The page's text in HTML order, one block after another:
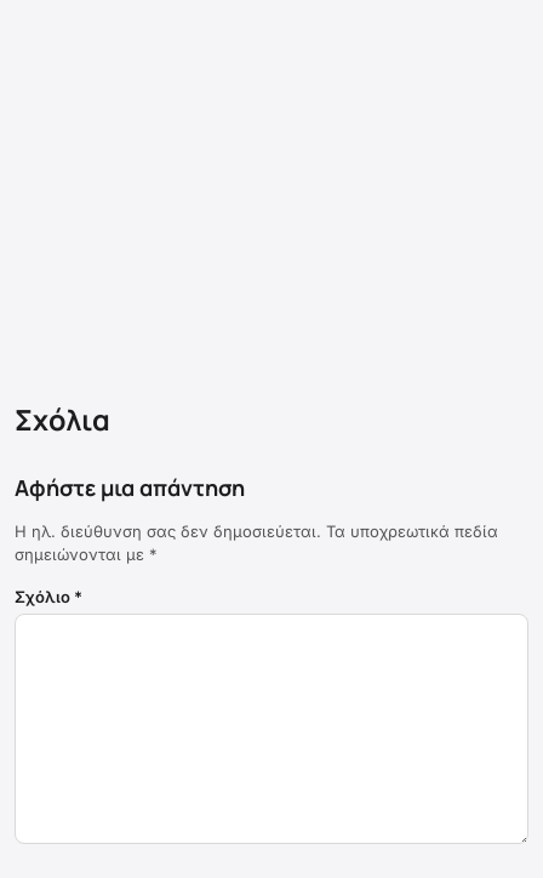
Σχόλια
Αφήστε μια απάντηση
Η ηλ. διεύθυνση σας δεν δημοσιεύεται. Τα υποχρεωτικά πεδία
σημειώνονται με *
Σχόλιο *